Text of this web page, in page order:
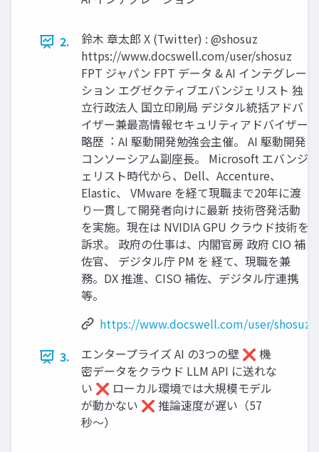
2.
鈴⽊ 章太郎 X (Twitter) : @shosuz
https://www.docswell.com/user/shosuz
FPT ジャパン FPT データ & AI インテグレー
ション エグゼクティブエバンジェリスト 独
⽴⾏政法⼈ 国⽴印刷局 デジタル統括アドバ
イザー兼最⾼情報セキュリティアドバイザー
略歴︓ AI 駆動開発勉強会主催。 AI 駆動開発
コンソーシアム副座⻑。 Microsoft エバンジ
ェリスト時代から、Dell、Accenture、
Elastic、 VMware を経て現職まで20年に渡
り⼀貫して開発者向けに最新 技術啓発活動
を実施。現在は NVIDIA GPU クラウド技術を
訴求。 政府の仕事は、内閣官房 政府 CIO 補
佐官、 デジタル庁 PM を 経て、現職を兼
務。DX 推進、CISO 補佐、デジタル庁連携
等。
https://www.docswell.com/user/shosuz
3.
エンタープライズ AI の3つの壁 ❌ 機
密データをクラウド LLM API に送れな
い ❌ ローカル環境では⼤規模モデル
が動かない ❌ 推論速度が遅い（57
秒〜）